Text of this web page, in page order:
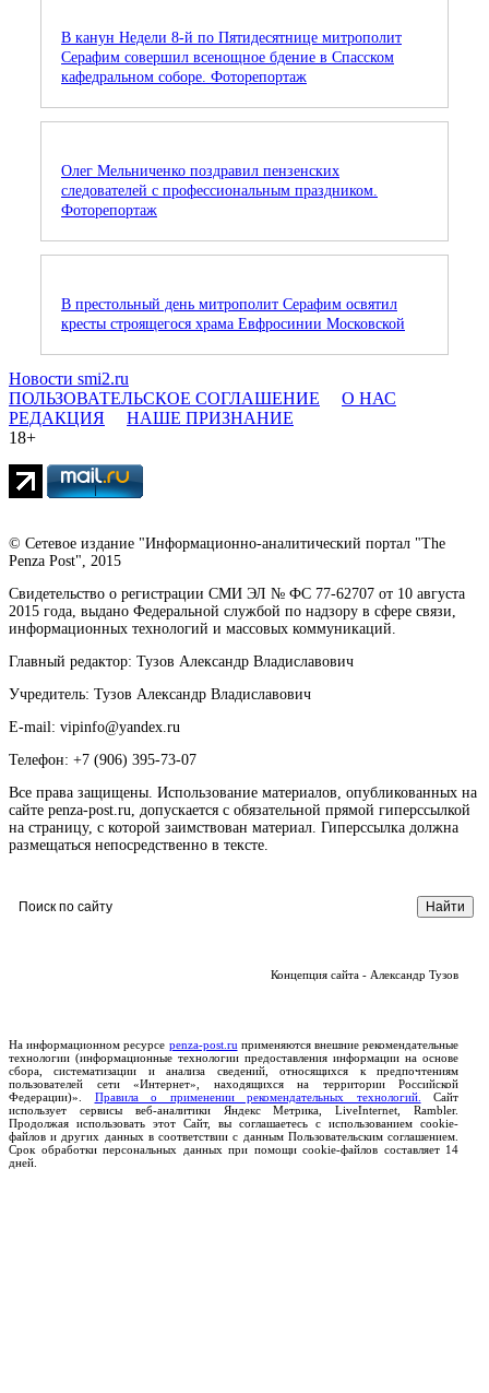
В канун Недели 8-й по Пятидесятнице митрополит
Серафим совершил всенощное бдение в Спасском
кафедральном соборе. Фоторепортаж
Олег Мельниченко поздравил пензенских
следователей с профессиональным праздником.
Фоторепортаж
В престольный день митрополит Серафим освятил
кресты строящегося храма Евфросинии Московской
Новости smi2.ru
ПОЛЬЗОВАТЕЛЬСКОЕ СОГЛАШЕНИЕ
О НАС
РЕДАКЦИЯ
НАШЕ ПРИЗНАНИЕ
18+
© Сетевое издание "Информационно-аналитический портал "The
Penza Post", 2015
Свидетельство о регистрации СМИ ЭЛ № ФС 77-62707 от 10 августа
2015 года, выдано Федеральной службой по надзору в сфере связи,
информационных технологий и массовых коммуникаций.
Главный редактор: Тузов Александр Владиславович
Учредитель: Тузов Александр Владиславович
E-mail: vipinfo@yandex.ru
Телефон: +7 (906) 395-73-07
Все права защищены. Использование материалов, опубликованных на
сайте penza-post.ru, допускается с обязательной прямой гиперссылкой
на страницу, с которой заимствован материал. Гиперссылка должна
размещаться непосредственно в тексте.
Концепция сайта - Александр Тузов
На информационном ресурсе penza-post.ru применяются внешние рекомендательные
технологии (информационные технологии предоставления информации на основе
сбора, систематизации и анализа сведений, относящихся к предпочтениям
пользователей сети «Интернет», находящихся на территории Российской
Федерации)». Правила о применении рекомендательных технологий.
Сайт
использует сервисы веб-аналитики Яндекс Метрика, LiveInternet, Rambler.
Продолжая использовать этот Сайт, вы соглашаетесь с использованием cookie-
файлов и других данных в соответствии с данным Пользовательским соглашением.
Срок обработки персональных данных при помощи cookie-файлов составляет 14
дней.